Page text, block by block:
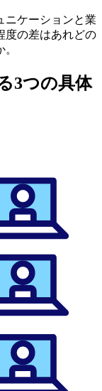
ニケーションと業
度の差はあれどの
3つの具体